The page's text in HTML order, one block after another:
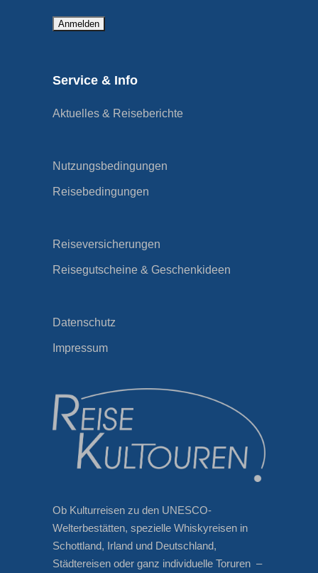
Service & Info
Aktuelles & Reiseberichte
Nutzungsbedingungen
Reisebedingungen
Reiseversicherungen
Reisegutscheine & Geschenkideen
Datenschutz
Impressum
Ob Kulturreisen zu den UNESCO-
Welterbestätten, spezielle Whiskyreisen in
Schottland, Irland und Deutschland,
Städtereisen oder ganz individuelle Toruren –